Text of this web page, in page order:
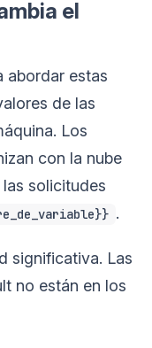
el
abordar estas
de las
Los
con la nube
solicitudes
.
significativa. Las
no están en los